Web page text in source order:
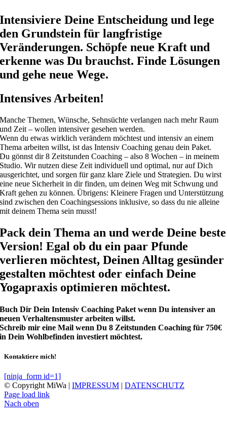
Intensiviere Deine Entscheidung und lege
den Grundstein für langfristige
Veränderungen. Schöpfe neue Kraft und
erkenne was Du brauchst. Finde Lösungen
und gehe neue Wege.
Intensives Arbeiten!
Manche Themen, Wünsche, Sehnsüchte verlangen nach mehr Raum
und Zeit – wollen intensiver gesehen werden.
Wenn du etwas wirklich verändern möchtest und intensiv an einem
Thema arbeiten willst, ist das Intensiv Coaching genau dein Paket.
Du gönnst dir 8 Zeitstunden Coaching – also 8 Wochen – in meinem
Studio. Wir nutzen diese Zeit individuell und optimal, nur auf Dich
ausgerichtet, und sorgen für ganz klare Ziele und Strategien. Du wirst
eine neue Sicherheit in dir finden, um deinen Weg mit Schwung und
Kraft gehen zu können. Übrigens: Kleinere Fragen und Unterstützung
sind zwischen den Coachingsessions inklusive, so dass du nie alleine
mit deinem Thema sein musst!
Pack dein Thema an und werde Deine beste
Version! Egal ob du ein paar Pfunde
verlieren möchtest, Deinen Alltag gesünder
gestalten möchtest oder einfach Deine
Yogapraxis optimieren möchtest.
Buch Dir Dein Intensiv Coaching Paket wenn Du intensiver an
neuen Verhaltensmuster arbeiten willst.
Schreib mir eine Mail wenn Du 8 Zeitstunden Coaching für 750€
in Dein Wohlbefinden investiert möchtest.
Kontaktiere mich!
[ninja_form id=1]
© Copyright MiWa | IMPRESSUM | DATENSCHUTZ
Page load link
Nach oben